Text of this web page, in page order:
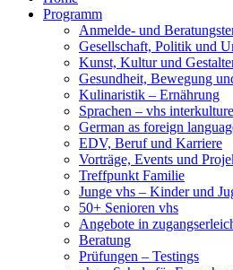
Programm
Anmelde- und
Gesellschaft, Politik und
Kunst, Kultur und
Gesundheit, Bewegung
Kulinaristik – Ernährung
Sprachen – vhs
German as foreign
EDV, Beruf und Karriere
Vorträge, Events und
Treffpunkt Familie
Junge vhs – Kinder und
50+ Senioren vhs
Angebote in
Beratung
Prüfungen – Testings